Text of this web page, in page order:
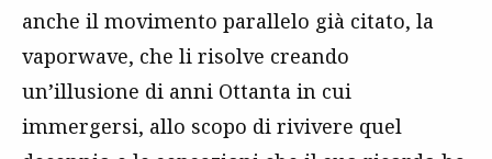
anche il movimento parallelo già citato, la
vaporwave, che li risolve creando
un’illusione di anni Ottanta in cui
immergersi, allo scopo di rivivere quel